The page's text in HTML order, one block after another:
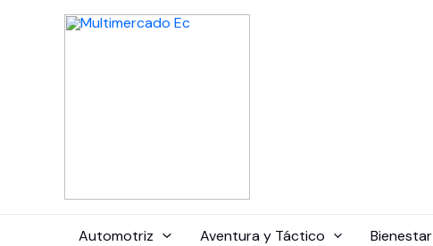
Automotriz Aventura y Táctico Bienestar